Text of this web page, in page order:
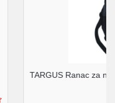
TEB01